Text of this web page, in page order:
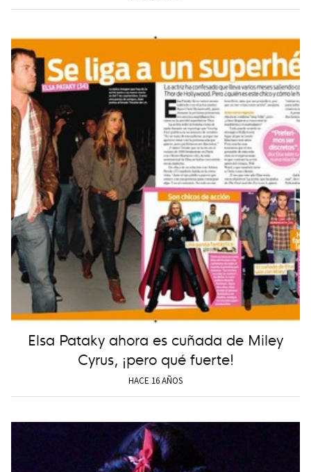
Elsa Pataky ahora es cuñada de Miley
Cyrus, ¡pero qué fuerte!
HACE 16 AÑOS